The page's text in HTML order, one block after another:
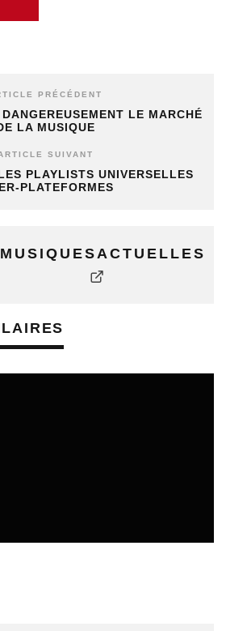
PRÉCÉDENT
LE MARCHÉ
LA MUSIQUE
SUIVANT
PLAYLISTS UNIVERSELLES
PLATEFORMES
MUSIQUESACTUELLES